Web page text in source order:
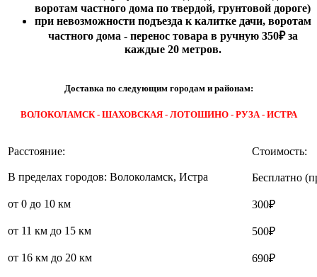
воротам частного дома по твердой, грунтовой дороге)
при невозможности подъезда к калитке дачи, воротам
частного дома - перенос товара в ручную 350₽ за
каждые 20 метров.
Доставка по следующим городам и районам:
ВОЛОКОЛАМСК - ШАХОВСКАЯ - ЛОТОШИНО - РУЗА - ИСТРА
Расстояние: Стоимость:
В пределах городов: Волоколамск, Истра Бесплатно
от 0 до 10 км 300₽
от 11 км до 15 км 500₽
от 16 км до 20 км 690₽